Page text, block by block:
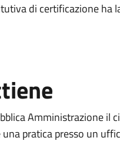
di certificazione ha
Amministrazione il
pratica presso un